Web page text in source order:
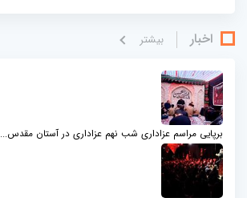
اخبار بيشتر
برپایی مراسم عزاداری شب نهم عزاداری در آستان مقدس...